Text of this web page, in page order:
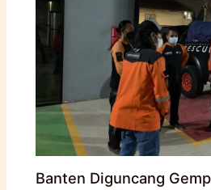
Banten Diguncang